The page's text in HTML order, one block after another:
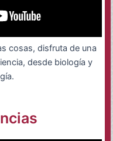
cosas, disfruta de una
desde biología y